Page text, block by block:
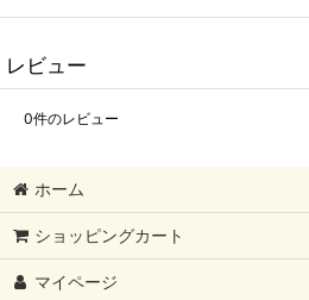
レビュー
0件のレビュー
ホーム
ショッピングカート
マイページ